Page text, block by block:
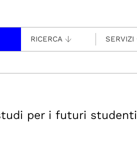
RICERCA SERVIZI
per i futuri studenti